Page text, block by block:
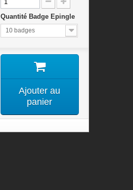
Quantité Badge Epingle
10 badges
Ajouter au
panier